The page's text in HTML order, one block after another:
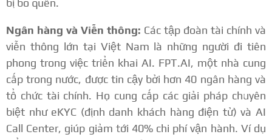
bị bỏ quên.
Ngân hàng và Viễn thông: Các tập đoàn tài chính và
viễn thông lớn tại Việt Nam là những người đi tiên
phong trong việc triển khai AI. FPT.AI, một nhà cung
cấp trong nước, được tin cậy bởi hơn 40 ngân hàng và
tổ chức tài chính. Họ cung cấp các giải pháp chuyên
biệt như eKYC (định danh khách hàng điện tử) và AI
Call Center, giúp giảm tới 40% chi phí vận hành. Ví dụ